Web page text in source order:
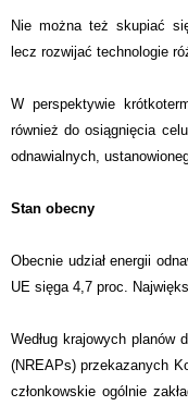
Nie można też skupiać
lecz rozwijać technologie
W perspektywie
również do osiągnięcia
odnawialnych,
Stan obecny
Obecnie udział energii
UE sięga 4,7 proc.
Według krajowych planów
(NREAPs) przekazanych
członkowskie ogólnie